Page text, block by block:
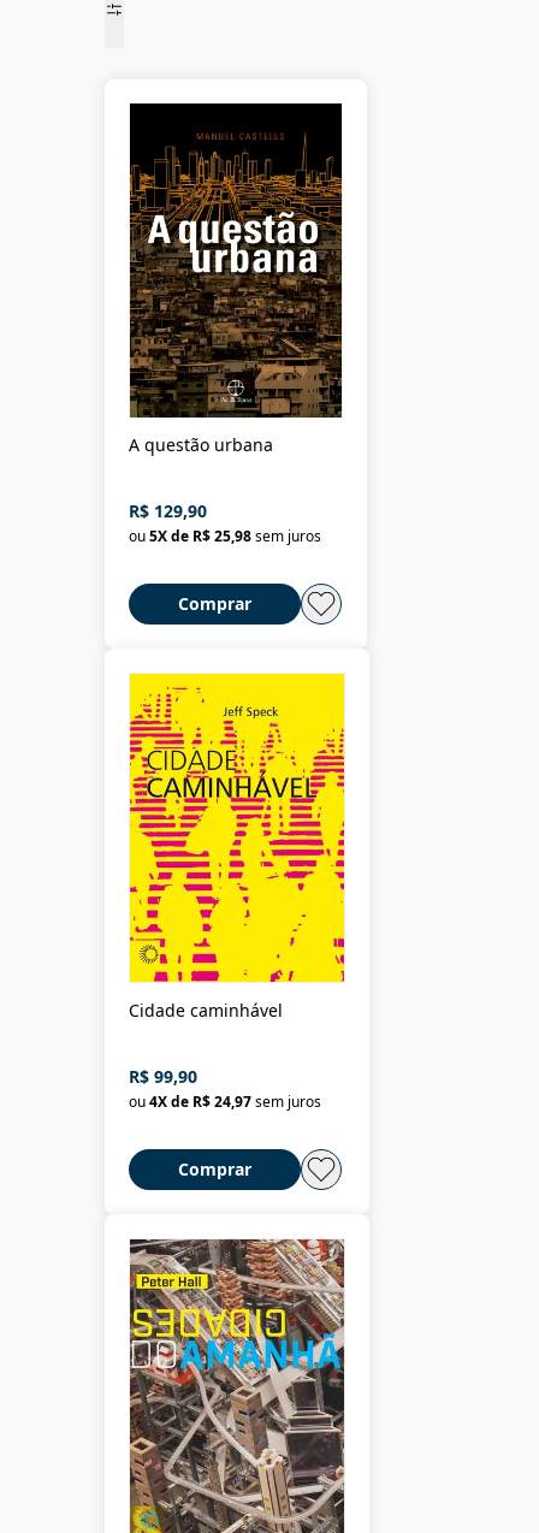
A questão urbana
R$ 129,90
ou5X de R$ 25,98sem juros
Comprar
Cidade caminhável
R$ 99,90
ou4X de R$ 24,97sem juros
Comprar